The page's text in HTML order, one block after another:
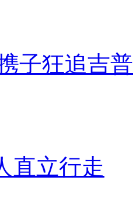
子狂追吉
直立行走